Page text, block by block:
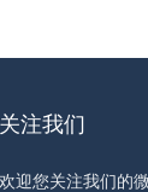
关注我们
欢迎您关注我们的